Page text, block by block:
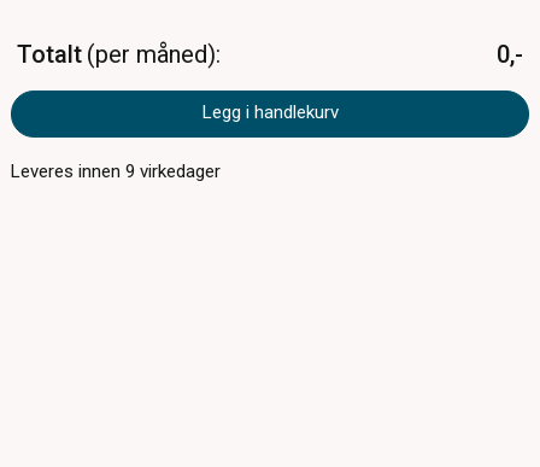
Totalt per måned 0,-
Legg i handlekurv
Leveres innen9 virkedager